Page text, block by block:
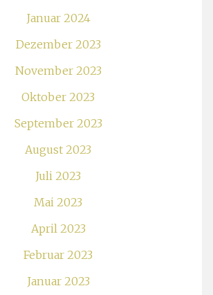
Januar 2024
Dezember 2023
November 2023
Oktober 2023
September 2023
August 2023
Juli 2023
Mai 2023
April 2023
Februar 2023
Januar 2023